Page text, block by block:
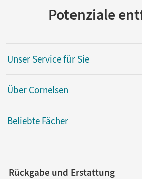
Potenziale
Unser Service für Sie
Über Cornelsen
Beliebte Fächer
Rückgabe und Erstattung